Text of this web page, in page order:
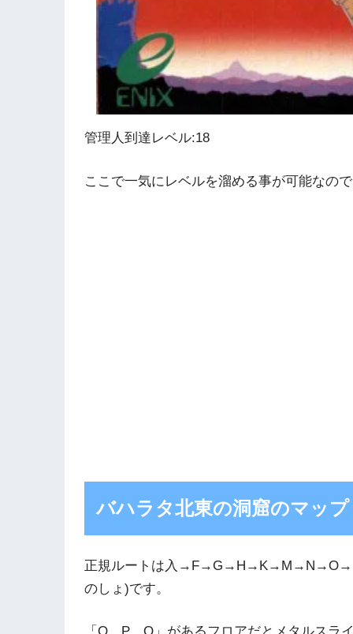
管理人到達レベル:18
ここで一気にレベルを溜める事が可能なの
バハラタ北東の洞窟のマップ
正規ルートは入→F→G→H→K→M→N→O→
のしょ)です。